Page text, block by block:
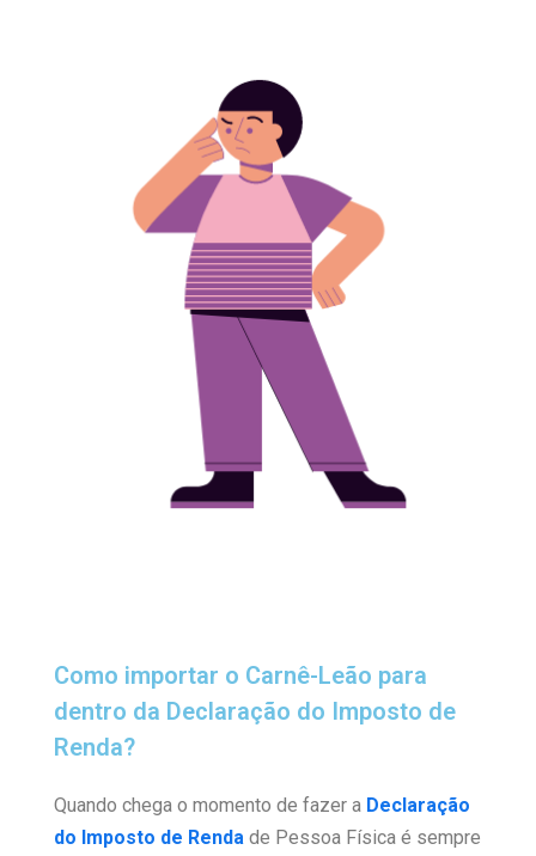
Como importar o Carnê-Leão para
dentro da Declaração do Imposto de
Renda?
Quando chega o momento de fazer a Declaração
do Imposto de Renda de Pessoa Física é sempre